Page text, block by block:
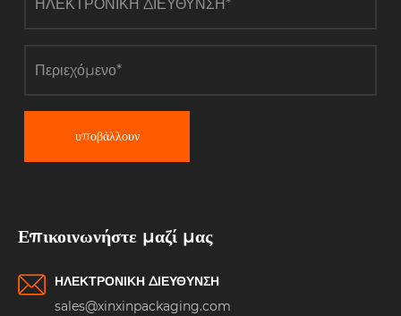
υποβάλλουν
Επικοινωνήστε μαζί μας
ΗΛΕΚΤΡΟΝΙΚΗ ΔΙΕΥΘΥΝΣΗ
sales@xinxinpackaging.com